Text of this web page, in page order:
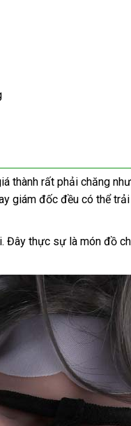
rất phải chăng
giám đốc đều có thể
thực sự là món đồ